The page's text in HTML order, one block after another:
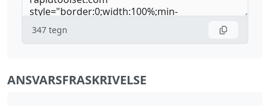
347 tegn
ANSVARSFRASKRIVELSE